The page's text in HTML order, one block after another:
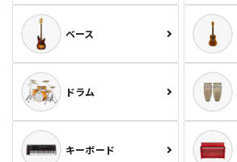
ベース
ドラム
キーボード